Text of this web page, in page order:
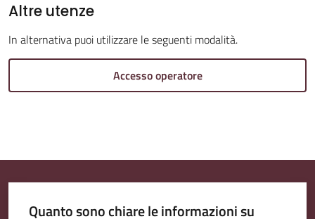
Tutti
Altre utenze
In alternativa puoi utilizzare le seguenti modalità.
Accesso operatore
Quanto sono chiare le informazioni su